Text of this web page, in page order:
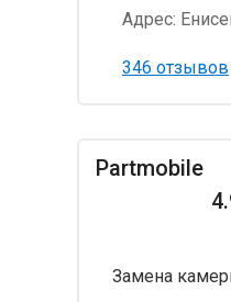
Адрес:
346 отзывов
Partmobile
Замена